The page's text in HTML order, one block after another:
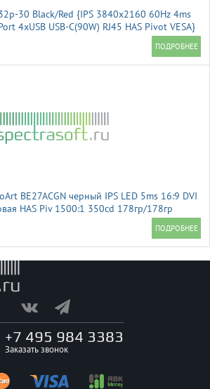
30 Black/Red {IPS 3840x2160 60Hz 4ms
4xUSB USB-C(90W) RJ45 HAS Pivot VESA}
BE27ACGN черный IPS LED 5ms 16:9 DVI
HAS Piv 1500:1 350cd 178гр/178гр
+7 495 984 3383
Заказать звонок